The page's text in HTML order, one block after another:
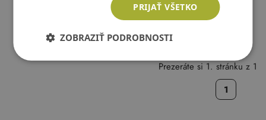
Pridať do košíka
Prezeráte si 1. stránku z 1
1
PRIJAŤ VŠETKO
ZOBRAZIŤ PODROBNOSTI